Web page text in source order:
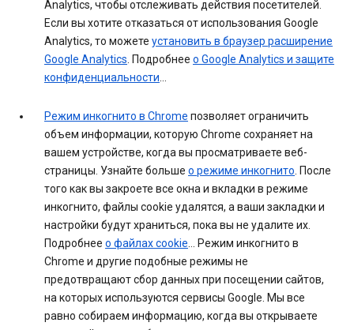
Analytics, чтобы отслеживать действия посетителей.
Если вы хотите отказаться от использования Google
Analytics, то можете установить в браузер расширение
Google Analytics. Подробнее о Google Analytics и защите
конфиденциальности…
Режим инкогнито в Chrome позволяет ограничить
объем информации, которую Chrome сохраняет на
вашем устройстве, когда вы просматриваете веб-
страницы. Узнайте больше о режиме инкогнито. После
того как вы закроете все окна и вкладки в режиме
инкогнито, файлы cookie удалятся, а ваши закладки и
настройки будут храниться, пока вы не удалите их.
Подробнее о файлах cookie… Режим инкогнито в
Chrome и другие подобные режимы не
предотвращают сбор данных при посещении сайтов,
на которых используются сервисы Google. Мы все
равно собираем информацию, когда вы открываете